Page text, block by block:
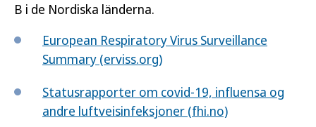
B i de Nordiska länderna.
European Respiratory Virus Surveillance
Summary (erviss.org)
Statusrapporter om covid-19, influensa og
andre luftveisinfeksjoner (fhi.no)